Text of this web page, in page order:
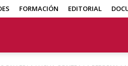
FORMACIÓN EDITORIAL